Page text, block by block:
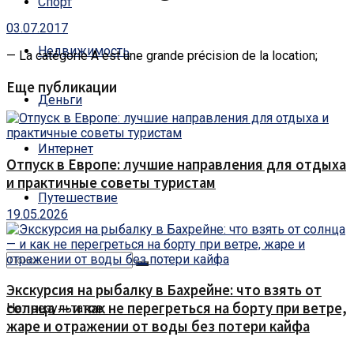
Недвижимость
Деньги
Интернет
Путешествие
Нет результатов
03.07.2017
— La catégorie A est une grande précision de la location;
Еще публикации
Отпуск в Европе: лучшие направления для отдыха
и практичные советы туристам
19.05.2026
Экскурсия на рыбалку в Бахрейне: что взять от
солнца — и как не перегреться на борту при ветре,
жаре и отражении от воды без потери кайфа